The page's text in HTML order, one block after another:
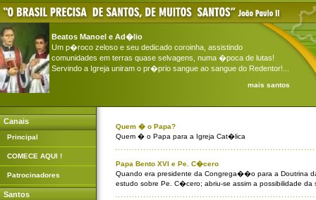
Beatos Manoel e Ad�lio
Um p�roco zeloso e seu dedicado coroinha, assistindo
comunidades em terras quase selvagens, numa �poca de lutas!
Servindo a Igreja uniram o pr�prio sangue ao sangue do Redentor!...
mais santos
Canais
Principal
COMECE AQUI !
Patrocinadores
Santos
Quem � o Papa?
Quem � o Papa para a Igreja Cat�lica
Papa Bento XVI e Pe. C�cero
Quando era presidente da Congrega��o para a Doutrina
estudo sobre Pe. C�cero; abriu-se assim a possibilidade